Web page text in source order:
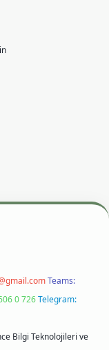
Teams:
0 726Telegram:
Bilgi Teknolojileri ve